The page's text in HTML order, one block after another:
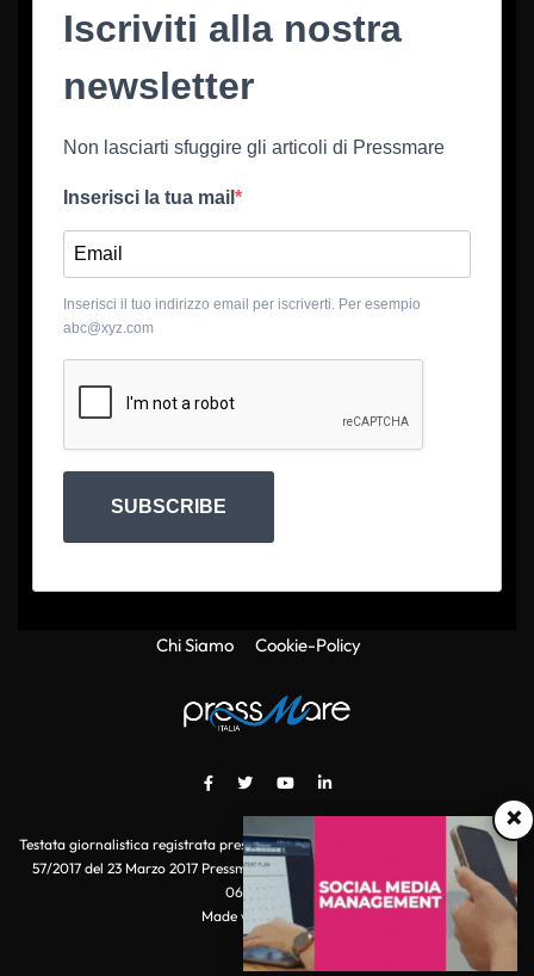
×
Iscriviti alla nostra
newsletter
Non lasciarti sfuggire gli articoli di Pressmare
Inserisci la tua mail
Inserisci il tuo indirizzo email per iscriverti. Per esempio
abc@xyz.com
SUBSCRIBE
Chi Siamo Cookie-Policy
Testata giornalistica registrata presso il Tribunale di Roma con autorizzazione
57/2017 del 23 Marzo 2017 Pressmare.it è un marchio di S.P.E.N. Srl - P.IVA
06511641000
Made with
by POI